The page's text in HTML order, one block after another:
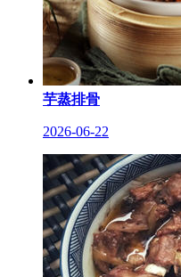
芋蒸排骨
2026-06-22